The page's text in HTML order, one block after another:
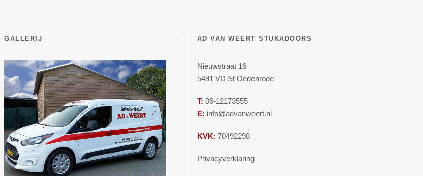
GALLERIJ AD VAN WEERT STUKADOORS
Nieuwstraat 16
5491 VD St Oedenrode
T: 06-12173555
E: info@advanweert.nl
KVK: 70492298
Privacyverklaring